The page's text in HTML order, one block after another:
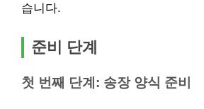
습니다.
준비 단계
첫 번째 단계: 송장 양식 준비